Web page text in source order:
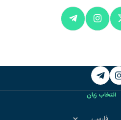
Instagram
Telegram
انتخاب زبان
انتخاب